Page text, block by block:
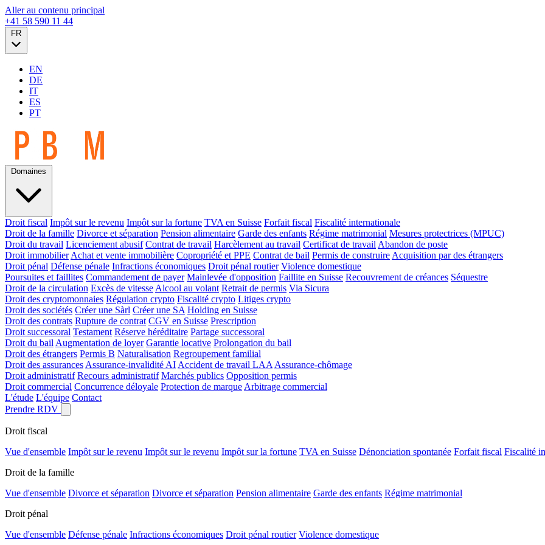
Aller au contenu principal
+41 58 590 11 44
EN
DE
IT
ES
PT
Droit fiscal Impôt sur le revenu Impôt sur la fortune TVA en Suisse Forfait fiscal Fiscalité internationale
Droit de la famille Divorce et séparation Pension alimentaire Garde des enfants Régime matrimonial Mesures protectrices (MPUC)
Droit du travail Licenciement abusif Contrat de travail Harcèlement au travail Certificat de travail Abandon de poste
Droit immobilier Achat et vente immobilière Copropriété et PPE Contrat de bail Permis de construire Acquisition par des étrangers
Droit pénal Défense pénale Infractions économiques Droit pénal routier Violence domestique
Poursuites et faillites Commandement de payer Mainlevée d'opposition Faillite en Suisse Recouvrement de créances Séquestre
Droit de la circulation Excès de vitesse Alcool au volant Retrait de permis Via Sicura
Droit des cryptomonnaies Régulation crypto Fiscalité crypto Litiges crypto
Droit des sociétés Créer une Sàrl Créer une SA Holding en Suisse
Droit des contrats Rupture de contrat CGV en Suisse Prescription
Droit successoral Testament Réserve héréditaire Partage successoral
Droit du bail Augmentation de loyer Garantie locative Prolongation du bail
Droit des étrangers Permis B Naturalisation Regroupement familial
Droit des assurances Assurance-invalidité AI Accident de travail LAA Assurance-chômage
Droit administratif Recours administratif Marchés publics Opposition permis
Droit commercial Concurrence déloyale Protection de marque Arbitrage commercial
L'étude L'équipe Contact
Prendre RDV
Droit fiscal
Vue d'ensemble Impôt sur le revenu Impôt sur le revenu Impôt sur la fortune TVA en Suisse Dénonciation spontanée Forfait fiscal Fiscalité
Droit de la famille
Vue d'ensemble Divorce et séparation Divorce et séparation Pension alimentaire Garde des enfants Régime matrimonial
Droit pénal
Vue d'ensemble Défense pénale Infractions économiques Droit pénal routier Violence domestique